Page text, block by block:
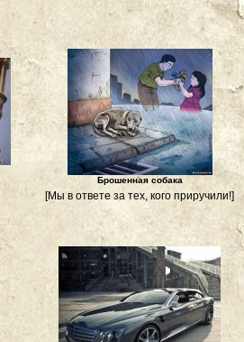
Брошенная собака
[Мы в ответе за тех, кого приручили!]